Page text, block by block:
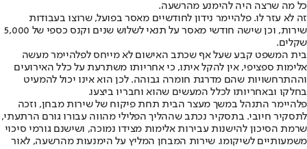
כל מה שרצה היה להימנע מהרשעה.
זה לא עזר לו. פלהיימר נידון לחודשיים מאסר בפועל, שרוצו בעבודות
שירות, וכן שישה חודשי מאסר על תנאי לשלוש שנים וקנס כספי של 5,000
שקלים.
בית המשפט קבע שעל אף שכתב האישום לא מייחס לפלהיימר מעשה
אלימות ספציפי, אין להקל איתו, כי אחריותו משתרעת על כלל האירועים
וההתרחשויות שהם מדרגת חומרה גבוהה. לכן הוא אינו יכול להמעיט
בחלקו ובאחריותו לכלל המעשים שהוא וחבריו ביצעו.
פלהיימר התנהל במשך מעצר הבית תחת פיקוח של שירות מבחן, וזכה
לתסקיר חיובי. בתסקיר נכתב שההליך הפלילי מהווה עבורו גורם הרתעתי,
שרמת הסיכון להישנות עבירות אלימות מצידו נמוכה, ושישנם גורמי סיכוי
משמעותיים לשיקומו. שירות המבחן המליץ על הימנעות מהרשעה, לאור